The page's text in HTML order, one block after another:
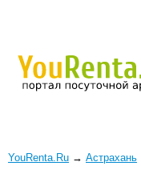
YouRenta.Ru → Астрахань